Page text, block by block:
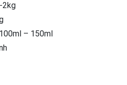
2kg
100ml – 150ml